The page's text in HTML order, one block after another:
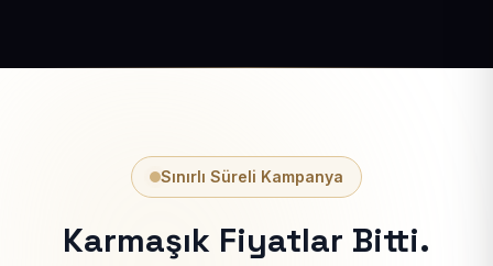
Sınırlı Süreli Kampanya
Karmaşık Fiyatlar Bitti.